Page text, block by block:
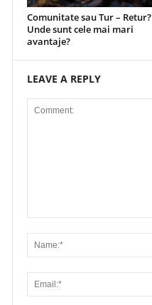
Comunitate sau Tur – Retur?
Unde sunt cele mai mari
avantaje?
LEAVE A REPLY